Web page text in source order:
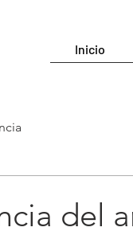
Inicio
del